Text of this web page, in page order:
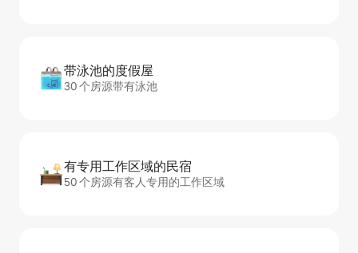
带泳池的度假屋
30 个房源带有泳池
有专用工作区域的民宿
50 个房源有客人专用的工作区域